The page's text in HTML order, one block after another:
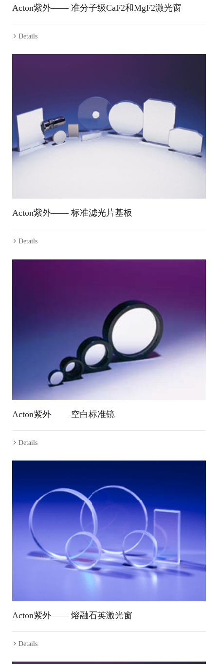
Acton紫外—— 准分子级CaF2和MgF2激光窗
Details
Acton紫外—— 标准滤光片基板
Details
Acton紫外—— 空白标准镜
Details
Acton紫外—— 熔融石英激光窗
Details